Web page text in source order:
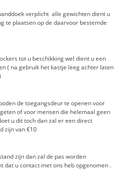
verplicht alle gewichten dient u
te plaatsen op de daarvoor bestemde
tot u beschikking wel dient u een
( na gebruik het kastje leeg achter laten
de toegangsdeur te openen voor
of voor mensen die helemaal geen
u dit toch dan zal er een direct
zijn van €10
zijn dan zal de pas worden
dat u contact met ons heb opgenomen .